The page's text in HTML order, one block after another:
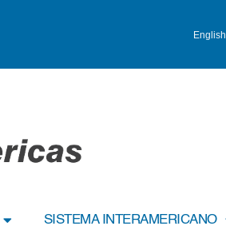
English
SISTEMA INTERAMERICANO